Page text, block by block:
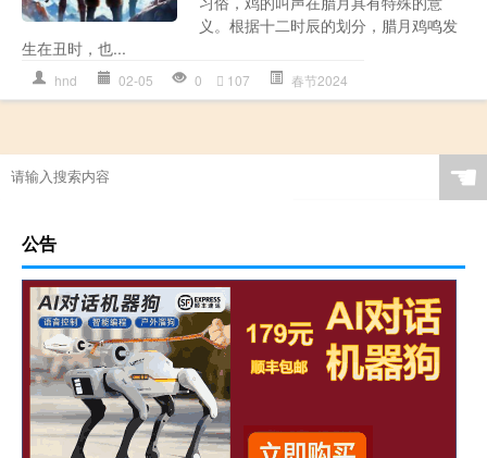
义。根据十二时辰的划分，腊月鸡鸣发
生在丑时，也...
hnd 02-05 0 107 春节2024
☚
公告